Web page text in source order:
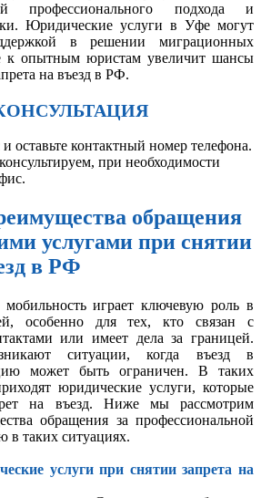
профессионального подхода и
Юридические услуги в Уфе могут
в решении миграционных
к опытным юристам увеличит шансы
на въезд в РФ.
оставьте контактный номер телефона.
при необходимости
обращения
услугами при снятии
в РФ
играет ключевую роль в
особенно для тех, кто связан с
или имеет дела за границей.
ситуации, когда въезд в
может быть ограничен. В таких
юридические услуги, которые
на въезд. Ниже мы рассмотрим
обращения за профессиональной
таких ситуациях.
услуги при снятии запрета на